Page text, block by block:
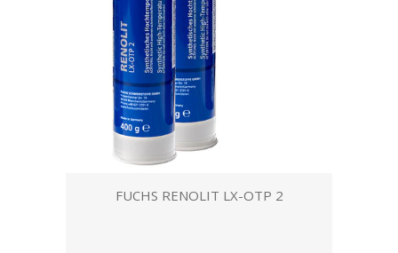
FUCHS RENOLIT LX-OTP 2